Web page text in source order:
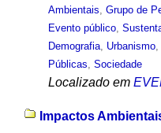
Ambientais, Grupo de
Evento público,
Demografia, Urbanismo,
Públicas, Sociedade
Localizado em
Impactos